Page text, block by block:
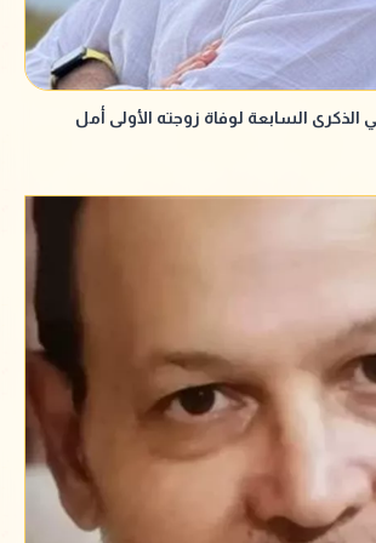
الذكرى السابعة لوفاة زوجته الأولى أمل